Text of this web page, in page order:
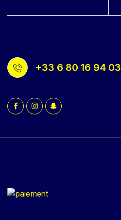
+33 6 80 16 94 03